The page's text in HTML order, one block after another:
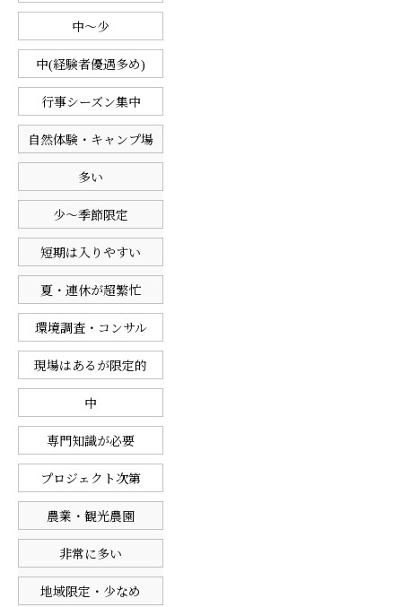
中〜少
中(経験者優遇多め)
行事シーズン集中
自然体験・キャンプ場
多い
少〜季節限定
短期は入りやすい
夏・連休が超繁忙
環境調査・コンサル
現場はあるが限定的
中
専門知識が必要
プロジェクト次第
農業・観光農園
非常に多い
地域限定・少なめ